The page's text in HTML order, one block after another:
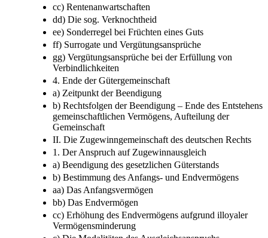
cc) Rentenanwartschaften
dd) Die sog. Verknochtheid
ee) Sonderregel bei Früchten eines Guts
ff) Surrogate und Vergütungsansprüche
gg) Vergütungsansprüche bei der Erfüllung von
Verbindlichkeiten
4. Ende der Gütergemeinschaft
a) Zeitpunkt der Beendigung
b) Rechtsfolgen der Beendigung –​ Ende des Entstehens
gemeinschaftlichen Vermögens, Aufteilung der
Gemeinschaft
II. Die Zugewinngemeinschaft des deutschen Rechts
1. Der Anspruch auf Zugewinnausgleich
a) Beendigung des gesetzlichen Güterstands
b) Bestimmung des Anfangs-​ und Endvermögens
aa) Das Anfangsvermögen
bb) Das Endvermögen
cc) Erhöhung des Endvermögens aufgrund illoyaler
Vermögensminderung